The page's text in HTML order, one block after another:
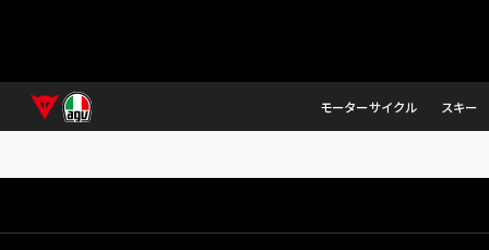
モーターサイクル スキー